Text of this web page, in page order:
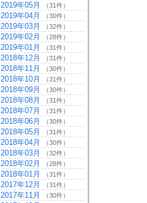
2019年05月 （31件）
2019年04月 （30件）
2019年03月 （32件）
2019年02月 （28件）
2019年01月 （31件）
2018年12月 （31件）
2018年11月 （30件）
2018年10月 （31件）
2018年09月 （30件）
2018年08月 （31件）
2018年07月 （31件）
2018年06月 （30件）
2018年05月 （31件）
2018年04月 （30件）
2018年03月 （32件）
2018年02月 （28件）
2018年01月 （31件）
2017年12月 （31件）
2017年11月 （30件）